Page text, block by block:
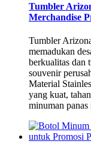
Tumbler
Merchandise
Tumbler
memadukan
berkualitas dan
souvenir
Material
yang kuat,
minuman